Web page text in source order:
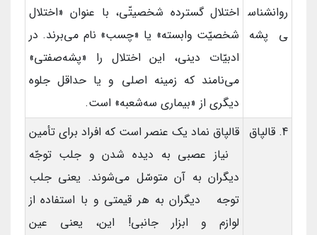
روانشناس
ی پشه
اختلال گسترده شخصیتّی، با عنوان «اختلال
شخصیّت وابسته» یا «چسب» نام می‌برند. در
ادبیّات دینی، این اختلال را «پشه‌صفتی»
می‌نامند که زمینه اصلی و یا حداقل جلوه
دیگری از «بیماری سه‌شعبه» است.
4. قالپاق
قالپاق نماد یک عنصر است که افراد برای تأمین
نیاز عصبی به دیده شدن و جلب توجّه
دیگران به آن متوسّل می‌شوند. یعنی جلب
توجه دیگران به هر قیمتی و با استفاده از
لوازم و ابزار جانبی! این، یعنی عین